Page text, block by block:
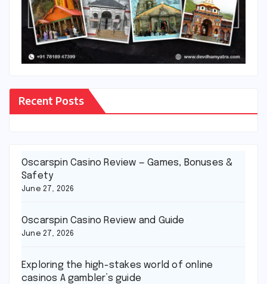
Recent Posts
Oscarspin Casino Review — Games, Bonuses &
Safety
June 27, 2026
Oscarspin Casino Review and Guide
June 27, 2026
Exploring the high-stakes world of online
casinos A gambler’s guide